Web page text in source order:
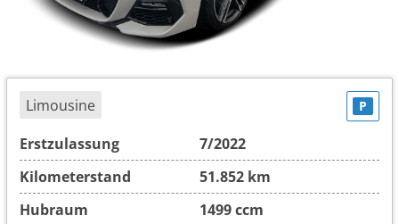
Limousine P
Erstzulassung
7/2022
Kilometerstand
51.852 km
Hubraum
1499 ccm